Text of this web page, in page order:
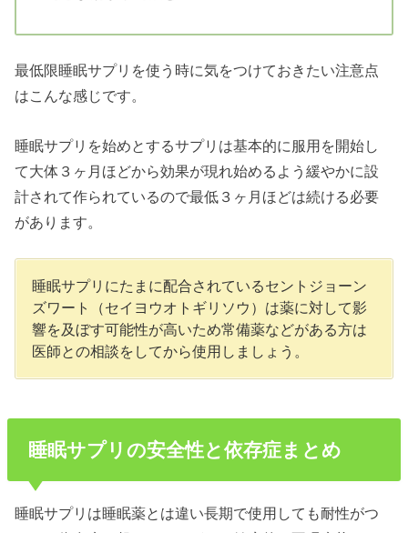
最低限睡眠サプリを使う時に気をつけておきたい注意点
はこんな感じです。
睡眠サプリを始めとするサプリは基本的に服用を開始し
て大体３ヶ月ほどから効果が現れ始めるよう緩やかに設
計されて作られているので最低３ヶ月ほどは続ける必要
があります。
睡眠サプリにたまに配合されているセントジョーン
ズワート（セイヨウオトギリソウ）は薬に対して影
響を及ぼす可能性が高いため常備薬などがある方は
医師との相談をしてから使用しましょう。
睡眠サプリの安全性と依存症まとめ
睡眠サプリは睡眠薬とは違い長期で使用しても耐性がつ